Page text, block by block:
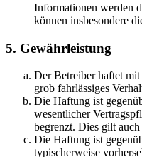
Informationen werden
können insbesondere
5. Gewährleistung
Der Betreiber haftet
grob fahrlässiges
Die Haftung ist
wesentlicher
begrenzt. Dies gilt
Die Haftung ist
typischerweise